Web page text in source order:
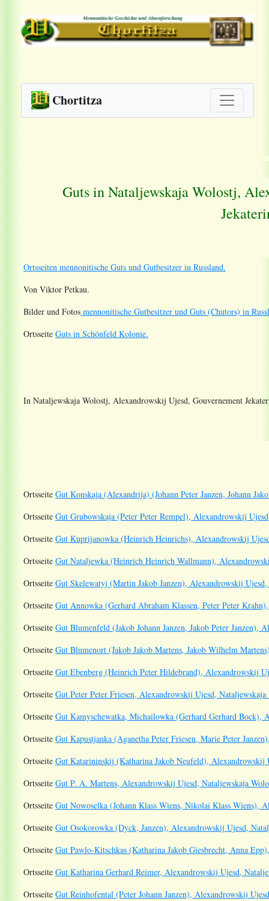
Chortitza
Guts in Nataljewskaja Wolostj,
Ortsseiten mennonitische Guts und Gutbesitzer in Russland.
Von Viktor Petkau.
Bilder und Fotos mennonitische Gutbesitzer und Guts (Chutors) in
Ortsseite Guts in Schönfeld Kolonie.
In Nataljewskaja Wolostj, Alexandrowskij Ujesd, Gouvernement
Ortsseite Gut Konskaja (Alexandrija) (Johann Peter Janzen, Johann
Ortsseite Gut Grubowskaja (Peter Peter Rempel), Alexandrowskij
Ortsseite Gut Kuprijanowka (Heinrich Heinrichs), Alexandrowskij
Ortsseite Gut Nataljewka (Heinrich Heinrich Wallmann),
Ortsseite Gut Skelewatyj (Martin Jakob Janzen), Alexandrowskij
Ortsseite Gut Annowka (Gerhard Abraham Klassen, Peter Peter
Ortsseite Gut Blumenfeld (Jakob Johann Janzen, Jakob Peter Janzen),
Ortsseite Gut Blumenort (Jakob Jakob Martens, Jakob Wilhelm
Ortsseite Gut Ebenberg (Heinrich Peter Hildebrand), Alexandrowskij
Ortsseite Gut Peter Peter Friesen, Alexandrowskij Ujesd,
Ortsseite Gut Kamyschewatka, Michailowka (Gerhard Gerhard Bock),
Ortsseite Gut Kapustjanka (Aganetha Peter Friesen, Marie Peter
Ortsseite Gut Katarininskij (Katharina Jakob Neufeld), Alexandrowskij
Ortsseite Gut P. A. Martens, Alexandrowskij Ujesd, Nataljewskaja
Ortsseite Gut Nowoselka (Johann Klass Wiens, Nikolai Klass Wiens),
Ortsseite Gut Osokorowka (Dyck, Janzen), Alexandrowskij Ujesd,
Ortsseite Gut Pawlo-Kitschkas (Katharina Jakob Giesbrecht, Anna
Ortsseite Gut Katharina Gerhard Reimer, Alexandrowskij Ujesd,
Ortsseite Gut Reinhofental (Peter Johann Janzen), Alexandrowskij